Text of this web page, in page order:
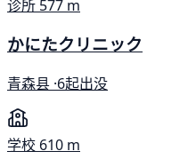
诊所 577 m
かにたクリニック
青森县 ·6起出没
学校 610 m